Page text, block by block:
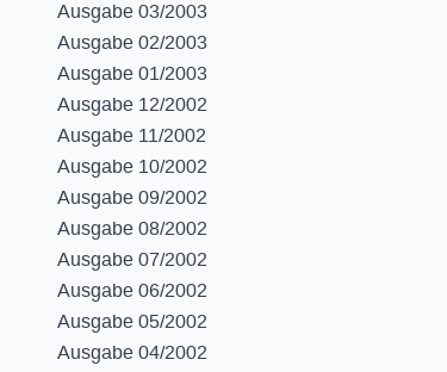
Ausgabe 03/2003
Ausgabe 02/2003
Ausgabe 01/2003
Ausgabe 12/2002
Ausgabe 11/2002
Ausgabe 10/2002
Ausgabe 09/2002
Ausgabe 08/2002
Ausgabe 07/2002
Ausgabe 06/2002
Ausgabe 05/2002
Ausgabe 04/2002